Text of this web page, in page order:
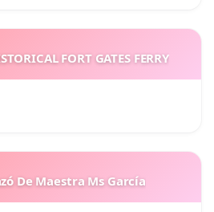
FORT GATES FERRY
De Maestra Ms García